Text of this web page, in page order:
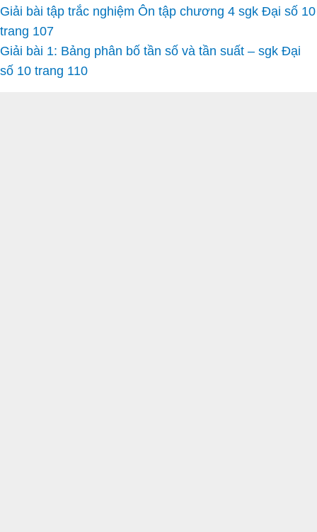
Giải bài tập trắc nghiệm Ôn tập chương 4 sgk Đại số 10
trang 107
Giải bài 1: Bảng phân bố tần số và tần suất – sgk Đại
số 10 trang 110